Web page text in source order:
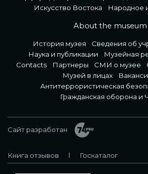
Искусство Востока
Народное
About the museum
История музея
Сведения об
Наука и публикации
Музейная
Contacts
Партнеры СМИ о музее
Музей в лицах
Антитеррористическая
Гражданская оборона и
Сайт разработан
Книга отзывов Госкаталог